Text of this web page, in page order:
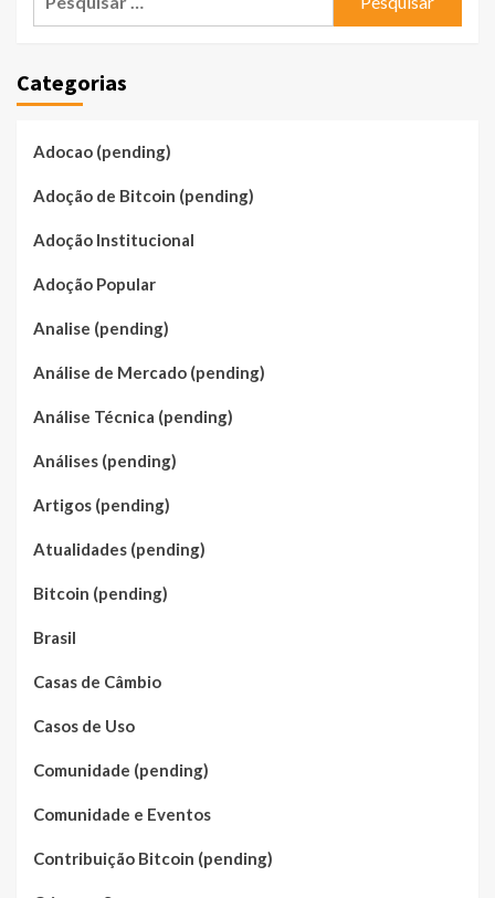
Categorias
Adocao (pending)
Adoção de Bitcoin (pending)
Adoção Institucional
Adoção Popular
Analise (pending)
Análise de Mercado (pending)
Análise Técnica (pending)
Análises (pending)
Artigos (pending)
Atualidades (pending)
Bitcoin (pending)
Brasil
Casas de Câmbio
Casos de Uso
Comunidade (pending)
Comunidade e Eventos
Contribuição Bitcoin (pending)